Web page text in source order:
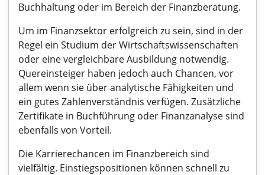
Buchhaltung oder im Bereich der Finanzberatung.
Um im Finanzsektor erfolgreich zu sein, sind in der
Regel ein Studium der Wirtschaftswissenschaften
oder eine vergleichbare Ausbildung notwendig.
Quereinsteiger haben jedoch auch Chancen, vor
allem wenn sie über analytische Fähigkeiten und
ein gutes Zahlenverständnis verfügen. Zusätzliche
Zertifikate in Buchführung oder Finanzanalyse sind
ebenfalls von Vorteil.
Die Karrierechancen im Finanzbereich sind
vielfältig. Einstiegspositionen können schnell zu